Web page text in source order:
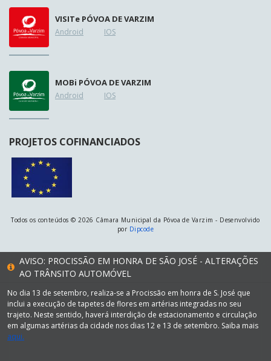
VISITe PÓVOA DE VARZIM
Android IOS
MOBi PÓVOA DE VARZIM
Android IOS
PROJETOS COFINANCIADOS
Todos os conteúdos © 2026 Câmara Municipal da Póvoa de Varzim - Desenvolvido
por Dipcode
AVISO: PROCISSÃO EM HONRA DE SÃO JOSÉ - ALTERAÇÕES
AO TRÂNSITO AUTOMÓVEL
No dia 13 de setembro, realiza-se a Procissão em honra de S. José que
inclui a execução de tapetes de flores em artérias integradas no seu
trajeto. Neste sentido, haverá interdição de estacionamento e circulação
em algumas artérias da cidade nos dias 12 e 13 de setembro. Saiba mais
aqui.